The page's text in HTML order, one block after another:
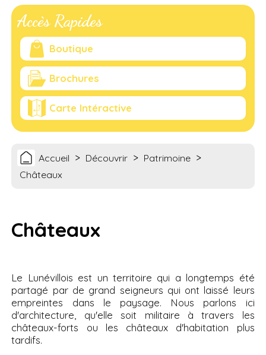
Accès Rapides
Boutique
Brochures
Carte Intéractive
Accueil > Découvrir > Patrimoine >
Châteaux
Châteaux
Le Lunévillois est un territoire qui a longtemps été
partagé par de grand seigneurs qui ont laissé leurs
empreintes dans le paysage. Nous parlons ici
d'architecture, qu'elle soit militaire à travers les
châteaux-forts ou les châteaux d'habitation plus
tardifs.